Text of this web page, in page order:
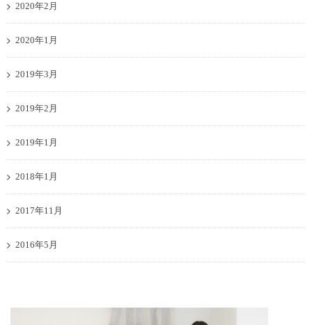
2020年2月
2020年1月
2019年3月
2019年2月
2019年1月
2018年1月
2017年11月
2016年5月